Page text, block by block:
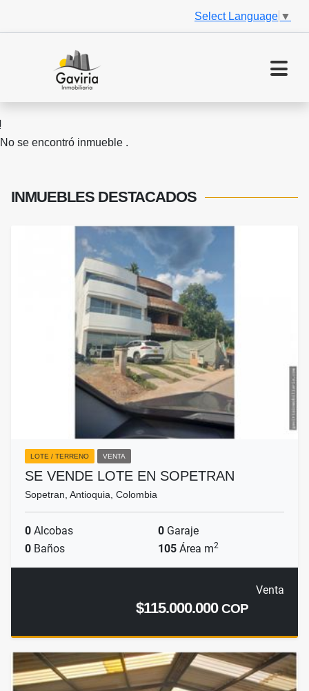
Select Language ▼
No se encontró inmueble .
INMUEBLES DESTACADOS
LOTE / TERRENO VENTA
SE VENDE LOTE EN SOPETRAN
Sopetran, Antioquia, Colombia
0 Alcobas 0 Garaje
0 Baños 105 Área m2
Venta
$115.000.000COP